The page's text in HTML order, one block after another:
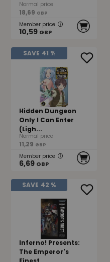
Normal price
18,69 GBP
Member price
10,59 GBP
SAVE 41 %
Hidden Dungeon
Only I Can Enter
(Ligh...
Normal price
11,29 GBP
Member price
6,69 GBP
SAVE 42 %
Inferno! Presents:
The Emperor's